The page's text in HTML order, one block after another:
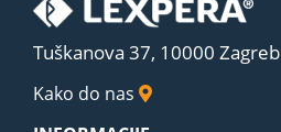
Tuškanova 37, 10000 Zagreb
Kako do nas